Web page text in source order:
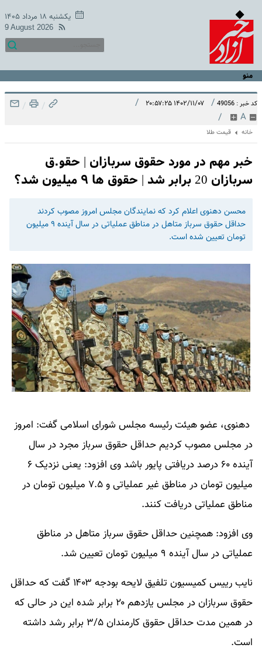
یکشنبه ۱۸ مرداد ۱۴۰۵
9 August 2026
منو
کد خبر : 49056 / ۱۴۰۲/۱۱/۰۷ ۲۰:۵۷:۲۵ /
A
/
/
/
خانه قیمت طلا
خبر مهم در مورد حقوق سربازان | حقو.ق
سربازان 20 برابر شد | حقوق ها ۹ میلیون شد؟
محسن دهنوی اعلام کرد که نمایندگان مجلس امروز مصوب کردند
حداقل حقوق سرباز متاهل در مناطق عملیاتی در سال آینده ۹ میلیون
تومان تعیین شده است.
دهنوی، عضو هیئت رئیسه مجلس شورای اسلامی گفت: امروز
در مجلس مصوب کردیم حداقل حقوق سرباز مجرد در سال
آینده ۶۰ درصد دریافتی پایور باشد وی افزود: یعنی نزدیک ۶
میلیون تومان در مناطق غیر عملیاتی و ۷.۵ میلیون تومان در
مناطق عملیاتی دریافت کنند.
وی افزود: همچنین حداقل حقوق سرباز متاهل در مناطق
عملیاتی در سال آینده ۹ میلیون تومان تعیین شد.
نایب رییس کمیسیون تلفیق لایحه بودجه ۱۴۰۳ گفت که حداقل
حقوق سربازان در مجلس یازدهم ۲۰ برابر شده این در حالی که
در همین مدت حداقل حقوق کارمندان ۳/۵ برابر رشد داشته
است.